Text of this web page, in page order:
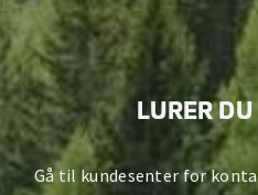
LURER
Gå til kundesenter for